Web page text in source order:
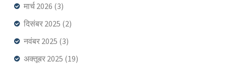
मार्च 2026 (3)
दिसंबर 2025 (2)
नवंबर 2025 (3)
अक्तूबर 2025 (19)